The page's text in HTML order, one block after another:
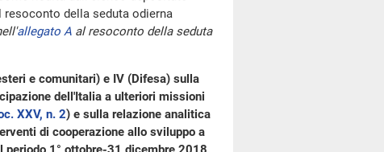
resoconto della seduta odierna
allegato A al resoconto della seduta
e comunitari) e IV (Difesa) sulla
dell'Italia a ulteriori missioni
XXV, n. 2) e sulla relazione analitica
di cooperazione allo sviluppo a